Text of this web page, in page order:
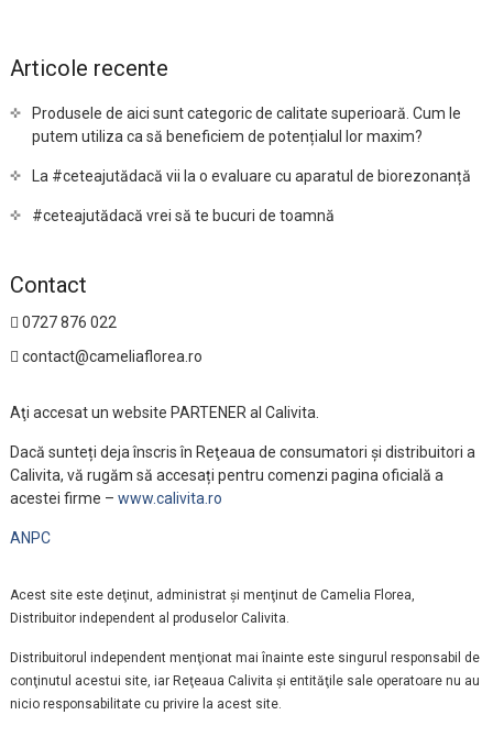
Articole recente
Produsele de aici sunt categoric de calitate superioară. Cum le
putem utiliza ca să beneficiem de potențialul lor maxim?
La #ceteajutădacă vii la o evaluare cu aparatul de biorezonanță
#ceteajutădacă vrei să te bucuri de toamnă
Contact
0727 876 022
contact@cameliaflorea.ro
Aţi accesat un website PARTENER al Calivita.
Dacă sunteți deja înscris în Reţeaua de consumatori și distribuitori a
Calivita, vă rugăm să accesați pentru comenzi pagina oficială a
acestei firme – www.calivita.ro
ANPC
Acest site este deţinut, administrat şi menţinut de Camelia Florea,
Distribuitor independent al produselor Calivita.
Distribuitorul independent menţionat mai înainte este singurul responsabil de
conţinutul acestui site, iar Reţeaua Calivita şi entităţile sale operatoare nu au
nicio responsabilitate cu privire la acest site.